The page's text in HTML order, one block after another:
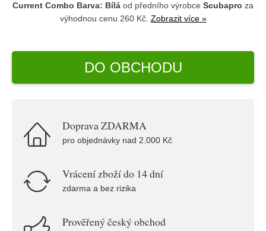
Current Combo Barva: Bílá od předního výrobce Scubapro za
výhodnou cenu 260 Kč. Zobrazit více »
DO OBCHODU
Doprava ZDARMA
pro objednávky nad 2.000 Kč
Vrácení zboží do 14 dní
zdarma a bez rizika
Prověřený český obchod